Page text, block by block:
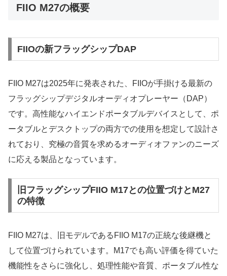
FIIO M27の概要
FIIOの新フラッグシップDAP
FIIO M27は2025年に発表された、FIIOが手掛ける最新の
フラッグシップデジタルオーディオプレーヤー（DAP）
です。高性能なハイエンドポータブルデバイスとして、ポ
ータブルとデスクトップの両方での使用を想定して設計さ
れており、究極の音質を求めるオーディオファンのニーズ
に応える製品となっています。
旧フラッグシップFIIO M17との位置づけとM27
の特徴
FIIO M27は、旧モデルであるFIIO M17の正統な後継機と
して位置づけられています。M17でも高い評価を得ていた
機能性をさらに強化し、処理性能や音質、ポータブル性な